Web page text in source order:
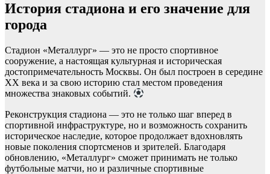
История стадиона и его значение для
города
Стадион «Металлург» — это не просто спортивное
сооружение, а настоящая культурная и историческая
достопримечательность Москвы. Он был построен в середине
XX века и за свою историю стал местом проведения
множества знаковых событий.
Реконструкция стадиона — это не только шаг вперед в
спортивной инфраструктуре, но и возможность сохранить
историческое наследие, которое продолжает вдохновлять
новые поколения спортсменов и зрителей. Благодаря
обновлению, «Металлург» сможет принимать не только
футбольные матчи, но и различные спортивные